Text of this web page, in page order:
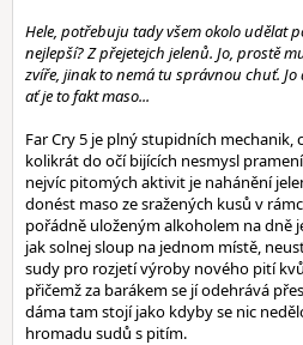
Hele, potřebuju tady všem okolo udělat
nejlepší? Z přejetejch jelenů. Jo, prostě
zvíře, jinak to nemá tu správnou chuť.
ať je to fakt maso...
Far Cry 5 je plný stupidních mechanik,
kolikrát do očí bijících nesmysl
nejvíc pitomých aktivit je nahánění
donést maso ze sražených kusů v
pořádně uloženým alkoholem na dně
jak solnej sloup na jednom místě,
sudy pro rozjetí výroby nového pití
přičemž za barákem se jí odehrává
dáma tam stojí jako kdyby se nic
hromadu sudů s pitím.